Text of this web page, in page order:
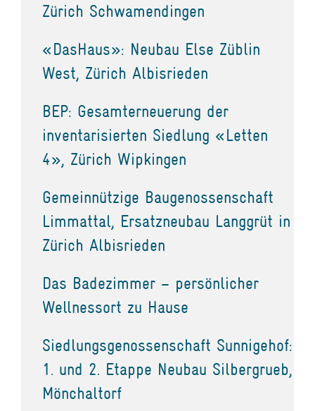
Zürich Schwamendingen
«DasHaus»: Neubau Else Züblin
West, Zürich Albisrieden
BEP: Gesamterneuerung der
inventarisierten Siedlung «Letten
4», Zürich Wipkingen
Gemeinnützige Baugenossenschaft
Limmattal, Ersatzneubau Langgrüt in
Zürich Albisrieden
Das Badezimmer – persönlicher
Wellnessort zu Hause
Siedlungsgenossenschaft Sunnigehof:
1. und 2. Etappe Neubau Silbergrueb,
Mönchaltorf